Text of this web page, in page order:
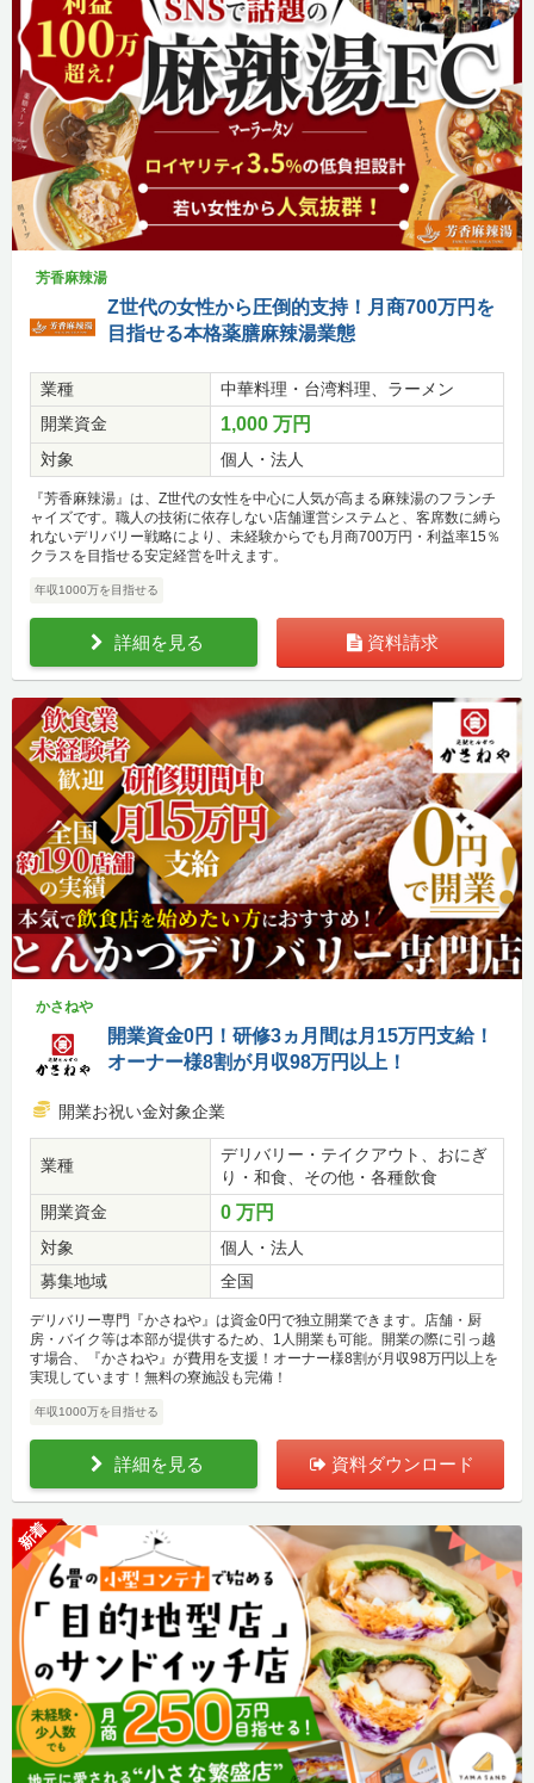
芳香麻辣湯
Z世代の女性から圧倒的支持！月商700万円を
目指せる本格薬膳麻辣湯業態
業種
中華料理・台湾料理、ラーメン
開業資金
1,000 万円
対象 個人・法人
『芳香麻辣湯』は、Z世代の女性を中心に人気が高まる麻辣湯のフランチ
ャイズです。職人の技術に依存しない店舗運営システムと、客席数に縛ら
れないデリバリー戦略により、未経験からでも月商700万円・利益率15％
クラスを目指せる安定経営を叶えます。
年収1000万を目指せる
詳細を見る 資料請求
かさねや
開業資金0円！研修3ヵ月間は月15万円支給！
オーナー様8割が月収98万円以上！
開業お祝い金対象企業
業種
デリバリー・テイクアウト、おにぎ
り・和食、その他・各種飲食
開業資金
0 万円
対象
個人・法人
募集地域
全国
デリバリー専門『かさねや』は資金0円で独立開業できます。店舗・厨
房・バイク等は本部が提供するため、1人開業も可能。開業の際に引っ越
す場合、『かさねや』が費用を支援！オーナー様8割が月収98万円以上を
実現しています！無料の寮施設も完備！
年収1000万を目指せる
詳細を見る 資料ダウンロード
新着